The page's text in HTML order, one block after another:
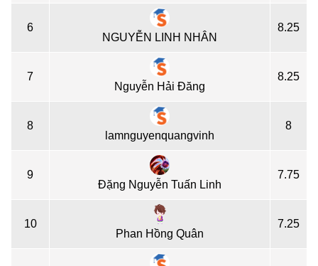
6
NGUYỄN LINH NHÂN
8.25
7
Nguyễn Hải Đăng
8.25
8
lamnguyenquangvinh
8
9
Đặng Nguyễn Tuấn Linh
7.75
10
Phan Hồng Quân
7.25